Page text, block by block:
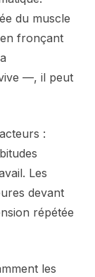
du muscle
fronçant
—, il peut
:
Les
devant
répétée
les